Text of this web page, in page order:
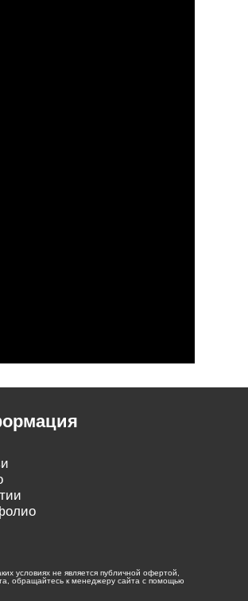
условиях не является публичной офертой,
обращайтесь к менеджеру сайта с помощью